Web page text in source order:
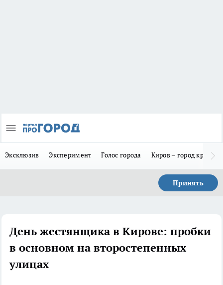
Эксклюзив Эксперимент Голос города Киров – город
Принять
День жестянщика в Кирове: пробки
в основном на второстепенных
улицах